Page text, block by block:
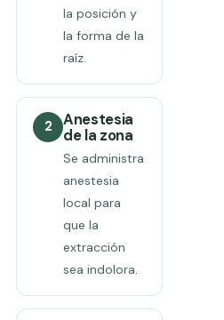
la posición y
la forma de la
raíz.
2
Anestesia
de la zona
Se administra
anestesia
local para
que la
extracción
sea indolora.